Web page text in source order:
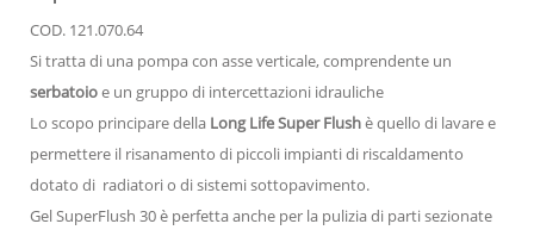
COD. 121.070.64
Si tratta di una pompa con asse verticale, comprendente un
serbatoioe un gruppo di intercettazioni idrauliche
Lo scopo principare della Long Life Super Flushè quello di lavare e
permettere il risanamento di piccoli impianti di riscaldamento
dotato di radiatori o di sistemi sottopavimento.
Gel SuperFlush 30 è perfetta anche per la pulizia di parti sezionate